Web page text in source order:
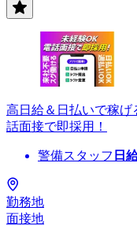
高日給＆日払いで稼
話面接で即採用！
警備スタッフ 日
勤務地
面接地